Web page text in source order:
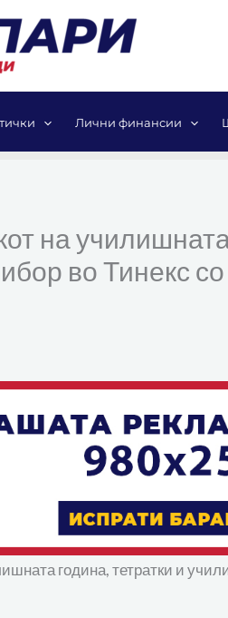
Лични финансии
на
во Тинекс
година, тетратки и